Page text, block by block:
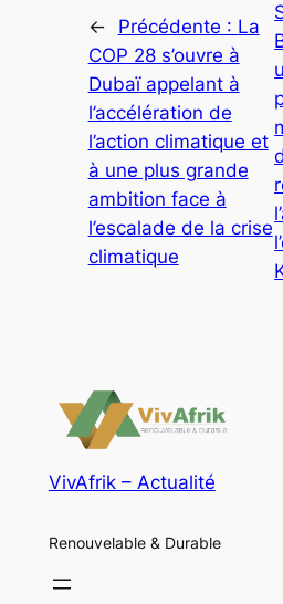
← Précédente : La
COP 28 s’ouvre à
Dubaï appelant à
l’accélération de
l’action climatique et
à une plus grande
ambition face à
l’escalade de la crise
climatique
VivAfrik – Actualité
Renouvelable & Durable